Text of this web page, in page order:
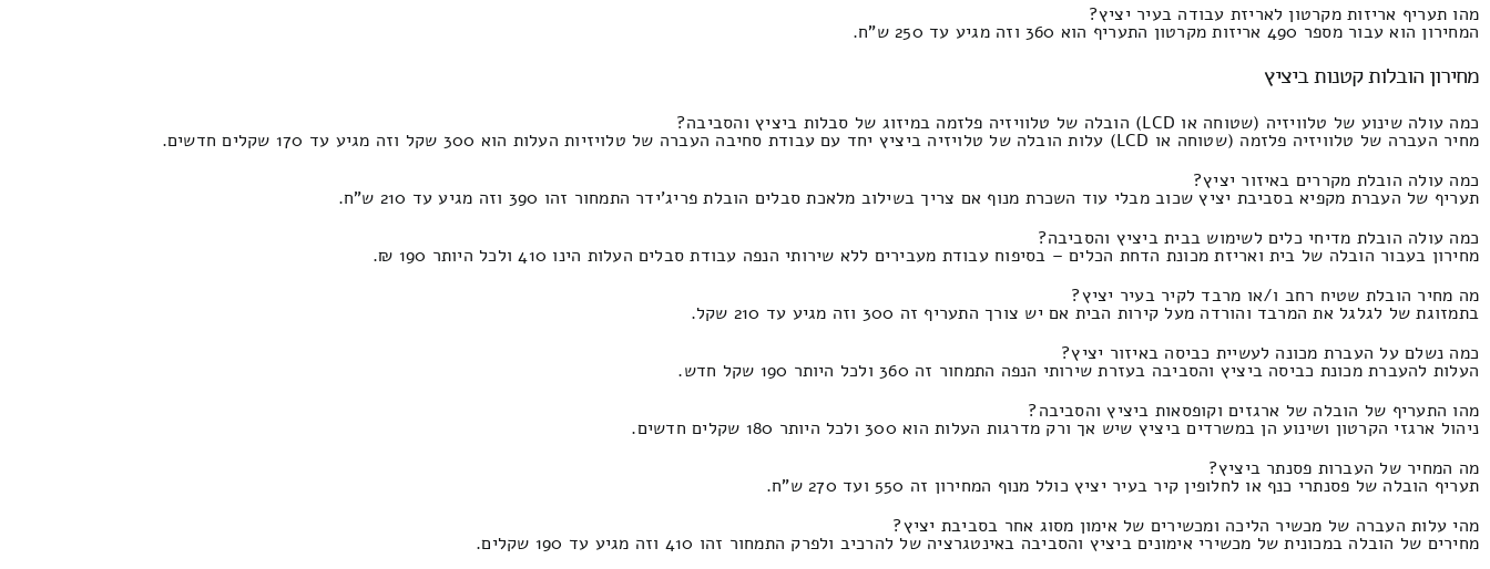
מהו תעריף אריזות מקרטון לאריזת עבודה בעיר יציץ?
המחירון הוא עבור מספר 490 אריזות מקרטון התעריף הוא 360 וזה מגיע עד 250 ש"ח.
מחירון הובלות קטנות ביציץ
כמה עולה שינוע של טלוויזיה (שטוחה או LCD) הובלה של טלוויזיה פלזמה במיזוג של סבלות ביציץ והסביבה?
מחיר העברה של טלוויזיה פלזמה (שטוחה או LCD) עלות הובלה של טלויזיה ביציץ יחד עם עבודת סחיבה העברה של טלויזיות העלות הוא 300 שקל וזה מגיע עד 170 שקלים חדשים.
כמה עולה הובלת מקררים באיזור יציץ?
תעריף של העברת מקפיא בסביבת יציץ שכוב מבלי עוד השכרת מנוף אם צריך בשילוב מלאכת סבלים הובלת פריג'ידר התמחור זהו 390 וזה מגיע עד 210 ש"ח.
כמה עולה הובלת מדיחי כלים לשימוש בבית ביציץ והסביבה?
מחירון בעבור הובלה של בית ואריזת מכונת הדחת הכלים – בסיפוח עבודת מעבירים ללא שירותי הנפה עבודת סבלים העלות הינו 410 ולכל היותר 190 ₪.
מה מחיר הובלת שטיח רחב ו/או מרבד לקיר בעיר יציץ?
בתמזוגת של לגלגל את המרבד והורדה מעל קירות הבית אם יש צורך התעריף זה 300 וזה מגיע עד 210 שקל.
כמה נשלם על העברת מכונה לעשיית כביסה באיזור יציץ?
העלות להעברת מכונת כביסה ביציץ והסביבה בעזרת שירותי הנפה התמחור זה 360 ולכל היותר 190 שקל חדש.
מהו התעריף של הובלה של ארגזים וקופסאות ביציץ והסביבה?
ניהול ארגזי הקרטון ושינוע הן במשרדים ביציץ שיש אך ורק מדרגות העלות הוא 300 ולכל היותר 180 שקלים חדשים.
מה המחיר של העברות פסנתר ביציץ?
תעריף הובלה של פסנתרי כנף או לחלופין קיר בעיר יציץ כולל מנוף המחירון זה 550 ועד 270 ש"ח.
מהי עלות העברה של מכשיר הליכה ומכשירים של אימון מסוג אחר בסביבת יציץ?
מחירים של הובלה במכונית של מכשירי אימונים ביציץ והסביבה באינטגרציה של להרכיב ולפרק התמחור זהו 410 וזה מגיע עד 190 שקלים.